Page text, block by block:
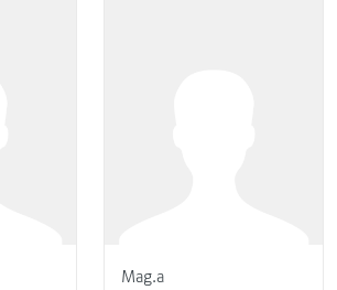
Mag.a